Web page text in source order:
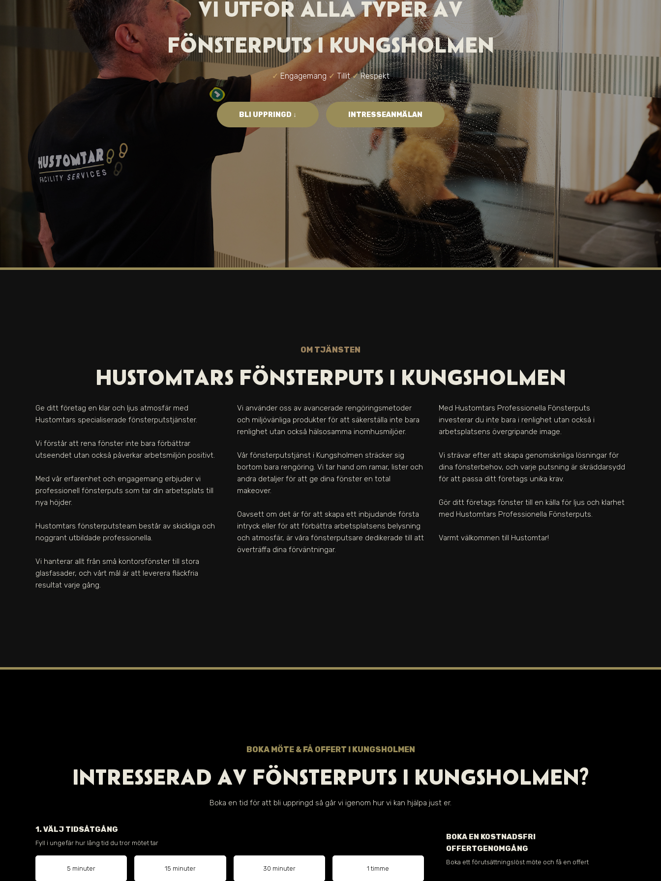
VI UTFÖR ALLA TYPER AV
FÖNSTERPUTSI KUNGSHOLMEN
✓ Engagemang ✓ Tillit✓Respekt
BLI UPPRINGD ↓ INTRESSEANMÄLAN
OM TJÄNSTEN
HUSTOMTARS FÖNSTERPUTS I KUNGSHOLMEN
Ge ditt företag en klar och ljus atmosfär med
Hustomtars specialiserade fönsterputstjänster.
Vi förstår att rena fönster inte bara förbättrar
utseendet utan också påverkar arbetsmiljön positivt.
Med vår erfarenhet och engagemang erbjuder vi
professionell fönsterputs som tar din arbetsplats till
nya höjder.
Hustomtars fönsterputsteam består av skickliga och
noggrant utbildade professionella.
Vi hanterar allt från små kontorsfönster till stora
glasfasader, och vårt mål är att leverera fläckfria
resultat varje gång.
Vi använder oss av avancerade rengöringsmetoder
och miljövänliga produkter för att säkerställa inte bara
renlighet utan också hälsosamma inomhusmiljöer.
Vår fönsterputstjänst i Kungsholmen sträcker sig
bortom bara rengöring. Vi tar hand om ramar, lister och
andra detaljer för att ge dina fönster en total
makeover.
Oavsett om det är för att skapa ett inbjudande första
intryck eller för att förbättra arbetsplatsens belysning
och atmosfär, är våra fönsterputsare dedikerade till att
överträffa dina förväntningar.
Med Hustomtars Professionella Fönsterputs
investerar du inte bara i renlighet utan också i
arbetsplatsens övergripande image.
Vi strävar efter att skapa genomskinliga lösningar för
dina fönsterbehov, och varje putsning är skräddarsydd
för att passa ditt företags unika krav.
Gör ditt företags fönster till en källa för ljus och klarhet
med Hustomtars Professionella Fönsterputs.
Varmt välkommen till Hustomtar!
BOKA MÖTE & FÅ OFFERT I KUNGSHOLMEN
INTRESSERAD AV FÖNSTERPUTS I KUNGSHOLMEN?
Boka en tid för att bli uppringd så går vi igenom hur vi kan hjälpa just er.
1. VÄLJ TIDSÅTGÅNG
Fyll i ungefär hur lång tid du tror mötet tar
5 minuter 15 minuter 30 minuter 1 timme
BOKA EN KOSTNADSFRI
OFFERTGENOMGÅNG
Boka ett förutsättningslöst möte och få en offert